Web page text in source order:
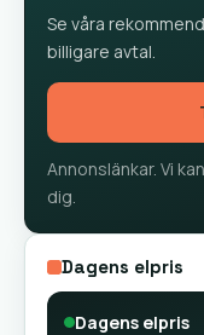
Se våra
billigare avtal.
Annonslänkar. Vi
dig.
Dagens elpris
Dagens elpris